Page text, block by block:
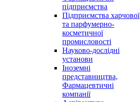
підприємства
Підприємства харчової
та парфумерно-
косметичної
промисловості
Науково-дослідні
установи
Іноземні
представництва,
Фармацевтичні
компанії